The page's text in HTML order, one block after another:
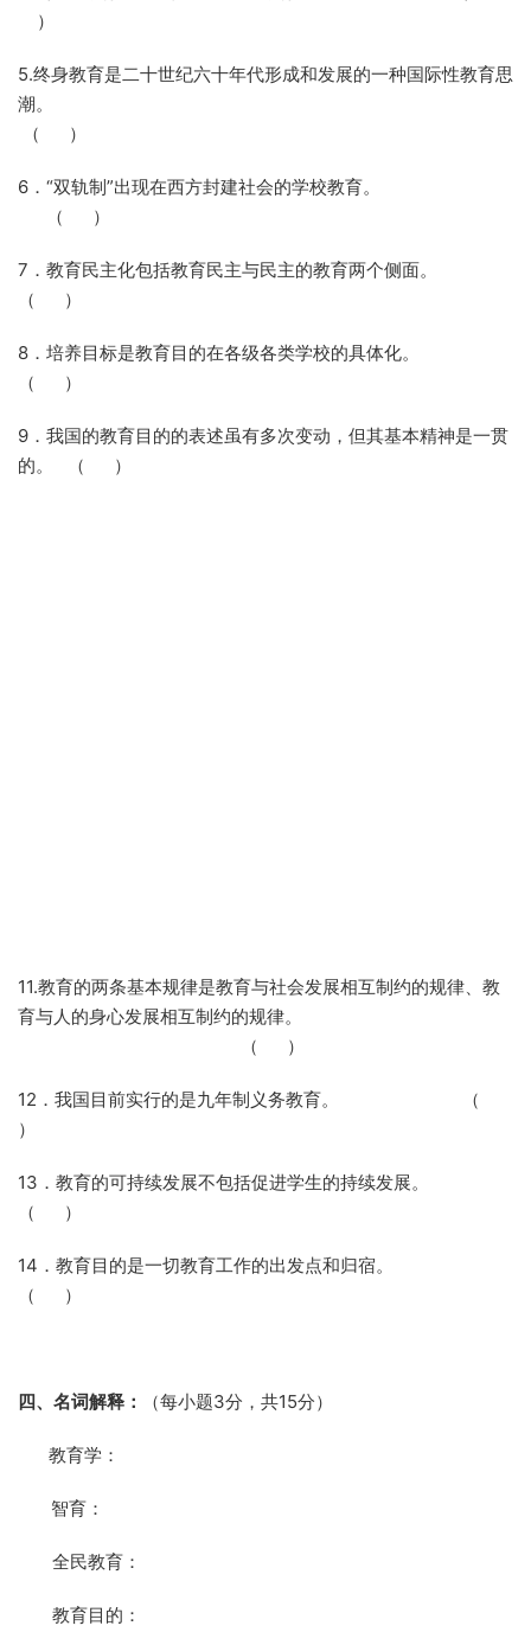
）
5.终身教育是二十世纪六十年代形成和发展的一种国际性教育思
潮。
（
）
6．“双轨制”出现在西方封建社会的学校教育。
（
）
7．教育民主化包括教育民主与民主的教育两个侧面。
（
）
8．培养目标是教育目的在各级各类学校的具体化。
（
）
9．我国的教育目的的表述虽有多次变动，但其基本精神是一贯
的。
（ ）
11.教育的两条基本规律是教育与社会发展相互制约的规律、教
育与人的身心发展相互制约的规律。
（
）
12．我国目前实行的是九年制义务教育。
（
）
13．教育的可持续发展不包括促进学生的持续发展。
（
）
14．教育目的是一切教育工作的出发点和归宿。
（
）
四、名词解释： （每小题3分，共15分）
1． 教育学：
2． 智育：
3． 全民教育：
4． 教育目的：